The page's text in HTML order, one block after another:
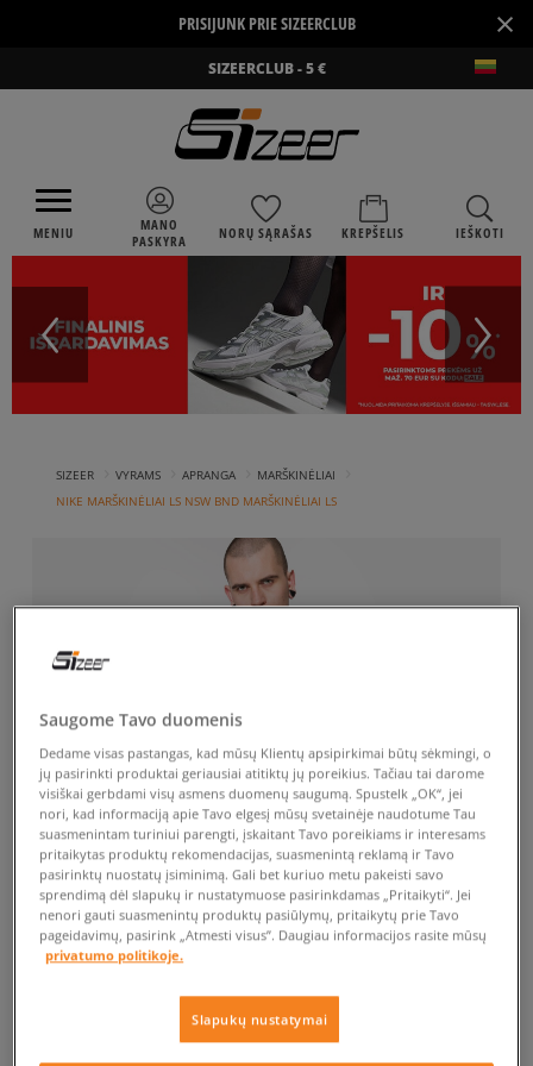
PRISIJUNK PRIE SIZEERCLUB ×
SIZEERCLUB - 5 €
MENIU
MANO
PASKYRA
NORŲ SĄRAŠAS KREPŠELIS IEŠKOTI
SIZEER VYRAMS APRANGA MARŠKINĖLIAI
NIKE MARŠKINĖLIAI LS NSW BND MARŠKINĖLIAI LS
Saugome Tavo duomenis
Dedame visas pastangas, kad mūsų Klientų apsipirkimai būtų sėkmingi, o
jų pasirinkti produktai geriausiai atitiktų jų poreikius. Tačiau tai darome
visiškai gerbdami visų asmens duomenų saugumą. Spustelk „OK“, jei
nori, kad informaciją apie Tavo elgesį mūsų svetainėje naudotume Tau
suasmenintam turiniui parengti, įskaitant Tavo poreikiams ir interesams
pritaikytas produktų rekomendacijas, suasmenintą reklamą ir Tavo
pasirinktų nuostatų įsiminimą. Gali bet kuriuo metu pakeisti savo
sprendimą dėl slapukų ir nustatymuose pasirinkdamas „Pritaikyti“. Jei
nenori gauti suasmenintų produktų pasiūlymų, pritaikytų prie Tavo
pageidavimų, pasirink „Atmesti visus”. Daugiau informacijos rasite mūsų
privatumo politikoje.
Slapukų nustatymai